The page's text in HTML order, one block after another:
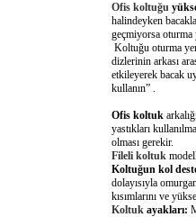
Ofis koltuğu
halindeyken
geçmiyorsa
Koltuğu oturma
dizlerinin arkası
etkileyerek bacak
kullanın” .
Ofis koltuk
yastıkları
olması gerekir.
Fileli koltuk
Koltuğun kol
dolayısıyla
kısımlarını ve
Koltuk ayakları: